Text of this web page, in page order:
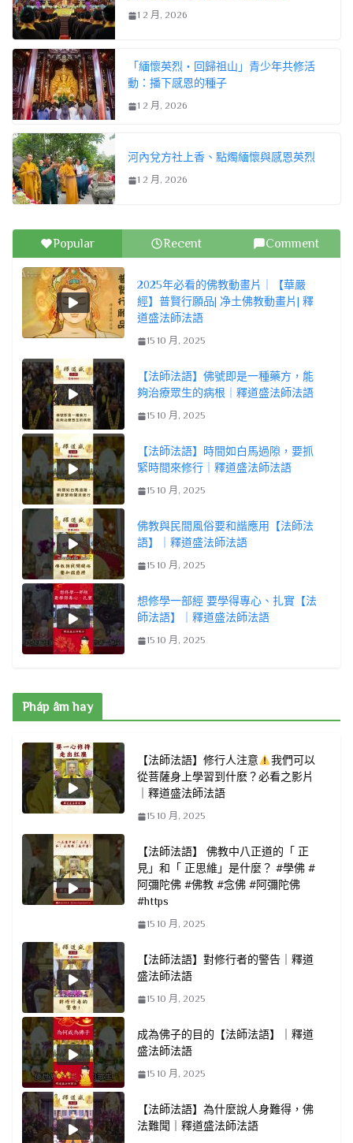
1 2 月, 2026
「緬懷英烈・回歸祖山」青少年共修活
動：播下感恩的種子
1 2 月, 2026
河內兌方社上香、點燭緬懷與感恩英烈
1 2 月, 2026
Popular Recent Comment
2025年必看的佛教動畫片｜【華嚴
經】普賢行願品| 净土佛教動畫片| 釋
道盛法師法語
15 10 月, 2025
【法師法語】佛號即是一種藥方，能
夠治療眾生的病根｜釋道盛法師法語
15 10 月, 2025
【法師法語】時間如白馬過隙，要抓
緊時間來修行｜釋道盛法師法語
15 10 月, 2025
佛教與民間風俗要和諧應用【法師法
語】｜釋道盛法師法語
15 10 月, 2025
想修學一部經 要學得專心、扎實【法
師法語】｜釋道盛法師法語
15 10 月, 2025
Pháp âm hay
【法師法語】修行人注意
我們可以
從菩薩身上學習到什麽？必看之影片
｜釋道盛法師法語
15 10 月, 2025
【法師法語】 佛教中八正道的「 正
見」和「 正思維」是什麼？ #學佛 #
阿彌陀佛 #佛教 #念佛 #阿彌陀佛
#https
15 10 月, 2025
【法師法語】對修行者的警告｜釋道
盛法師法語
15 10 月, 2025
成為佛子的目的【法師法語】｜釋道
盛法師法語
15 10 月, 2025
【法師法語】為什麼說人身難得，佛
法難聞｜釋道盛法師法語